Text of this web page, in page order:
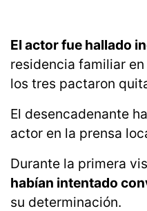
El actor fue hallado
residencia familiar
los tres pactaron
El desencadenante
actor en la prensa
Durante la primera
habían intentado
su determinación.